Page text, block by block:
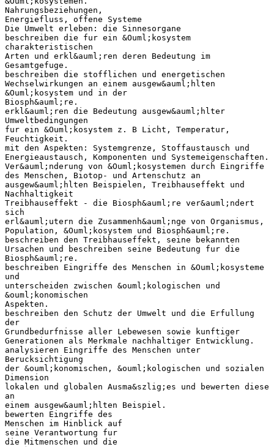
Nahrungsbeziehungen,
Energiefluss, offene Systeme
Die Umwelt erleben: die Sinnesorgane
beschreiben die fur ein &Ouml;kosystem
charakteristischen
Arten und erkl&auml;ren deren Bedeutung im
Gesamtgefuge.
beschreiben die stofflichen und energetischen
Wechselwirkungen an einem ausgew&auml;hlten
&Ouml;kosystem und in der
Biosph&auml;re.
erkl&auml;ren die Bedeutung ausgew&auml;hlter
Umweltbedingungen
fur ein &Ouml;kosystem z. B Licht, Temperatur,
Feuchtigkeit.
mit den Aspekten: Systemgrenze, Stoffaustausch und
Energieaustausch, Komponenten und Systemeigenschaften.
Ver&auml;nderung von &Ouml;kosystemen durch Eingriffe
des Menschen, Biotop- und Artenschutz an
ausgew&auml;hlten Beispielen, Treibhauseffekt und
Nachhaltigkeit
Treibhauseffekt - die Biosph&auml;re ver&auml;ndert
sich
erl&auml;utern die Zusammenh&auml;nge von Organismus,
Population, &Ouml;kosystem und Biosph&auml;re.
beschreiben den Treibhauseffekt, seine bekannten
Ursachen und beschreiben seine Bedeutung fur die
Biosph&auml;re.
beschreiben Eingriffe des Menschen in &Ouml;kosysteme
und
unterscheiden zwischen &ouml;kologischen und
&ouml;konomischen
Aspekten.
beschreiben den Schutz der Umwelt und die Erfullung
der
Grundbedurfnisse aller Lebewesen sowie kunftiger
Generationen als Merkmale nachhaltiger Entwicklung.
analysieren Eingriffe des Menschen unter
Berucksichtigung
der &ouml;konomischen, &ouml;kologischen und sozialen
Dimension
lokalen und globalen Ausma&szlig;es und bewerten diese
an
einem ausgew&auml;hlten Beispiel.
bewerten Eingriffe des
Menschen im Hinblick auf
seine Verantwortung fur
die Mitmenschen und die